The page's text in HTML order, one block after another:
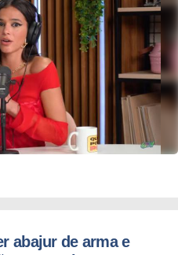
abajur de arma e